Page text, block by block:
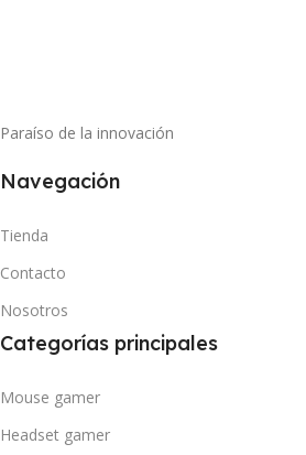
Paraíso de la innovación
Navegación
Tienda
Contacto
Nosotros
Categorías principales
Mouse gamer
Headset gamer